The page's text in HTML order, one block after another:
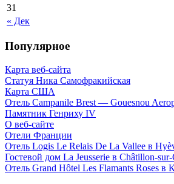
« Дек
31
Популярное
Карта веб-сайта
Статуя Ника Самофракийская
Карта США
Отель Campanile Brest — Gouesnou
Памятник Генриху IV
О веб-сайте
Отели Франции
Отель Logis Le Relais De La Vallee в
Гостевой дом La Jeusserie в Châtillon-
Отель Grand Hôtel Les Flamants Roses в